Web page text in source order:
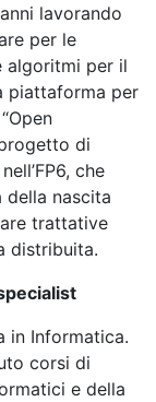
lavorando
per le
algoritmi per il
piattaforma per
di
che
nascita
trattative
distribuita.
in Informatica.
corsi di
e della